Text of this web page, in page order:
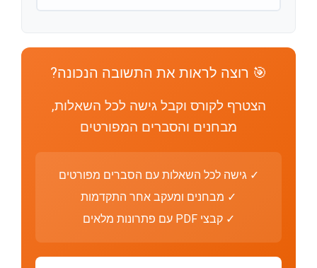
🎯 רוצה לראות את התשובה הנכונה?
הצטרף לקורס וקבל גישה לכל השאלות,
מבחנים והסברים המפורטים
✓ גישה לכל השאלות עם הסברים מפורטים
✓ מבחנים ומעקב אחר התקדמות
✓ קבצי PDF עם פתרונות מלאים